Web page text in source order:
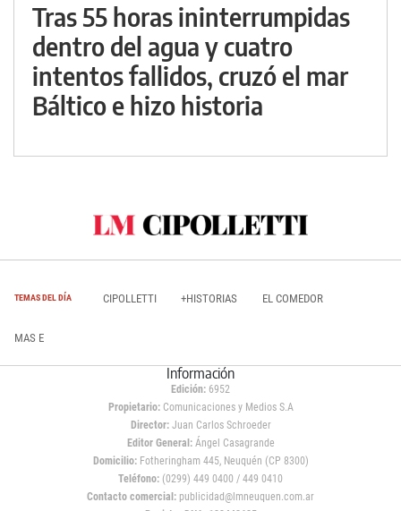
Tras 55 horas ininterrumpidas
dentro del agua y cuatro
intentos fallidos, cruzó el mar
Báltico e hizo historia
TEMAS DEL DÍA CIPOLLETTI +HISTORIAS EL COMEDOR
MAS E
Información
Edición: 6952
Propietario:Comunicaciones y Medios S.A
Director: Juan Carlos Schroeder
Editor General:Ángel Casagrande
Domicilio:Fotheringham 445, Neuquén (CP 8300)
Teléfono: (0299) 449 0400 / 449 0410
Contacto comercial: publicidad@lmneuquen.com.ar